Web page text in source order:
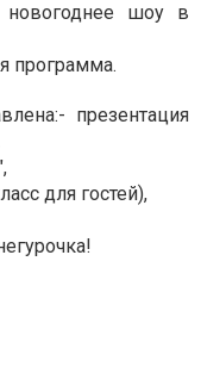
шоу в
программа.
презентация
для гостей),